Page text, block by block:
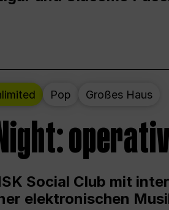
Pop Großes Haus
Social Club mit
elektronischen